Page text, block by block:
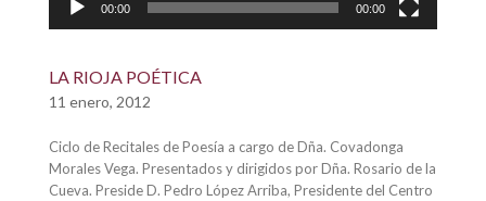
00:00 00:00
LA RIOJA POÉTICA
11 enero, 2012
Ciclo de Recitales de Poesía a cargo de Dña. Covadonga
Morales Vega. Presentados y dirigidos por Dña. Rosario de la
Cueva. Preside D. Pedro López Arriba, Presidente del Centro